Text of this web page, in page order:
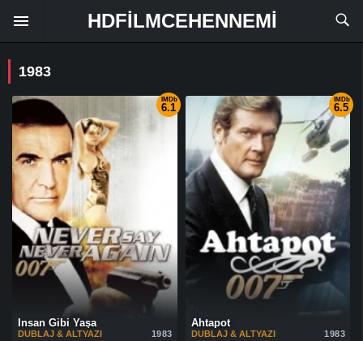
HDFILMCEHENNEMI
1983
IMDb
6.1
İnsan Gibi Yaşa
1983
DUBLAJ & ALTYAZI
IMDb
6.5
Ahtapot
1983
DUBLAJ & ALTYAZI